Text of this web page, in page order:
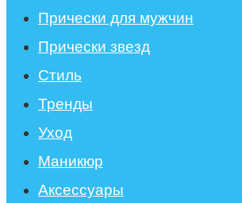
Прически для мужчин
Прически звезд
Стиль
Тренды
Уход
Маникюр
Аксессуары